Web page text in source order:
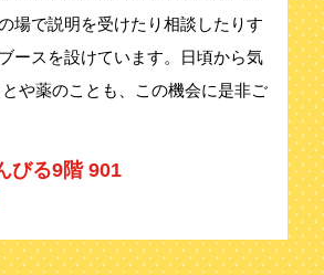
場で説明を受けたり相談したりす
ースを設けています。日頃から気
や薬のことも、この機会に是非ご
びる9階 901